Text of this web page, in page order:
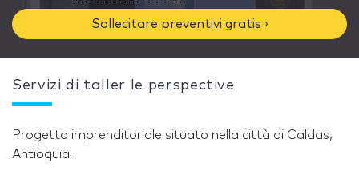
Sollecitare preventivi gratis ›
Servizi di taller le perspective
Progetto imprenditoriale situato nella città di Caldas,
Antioquia.